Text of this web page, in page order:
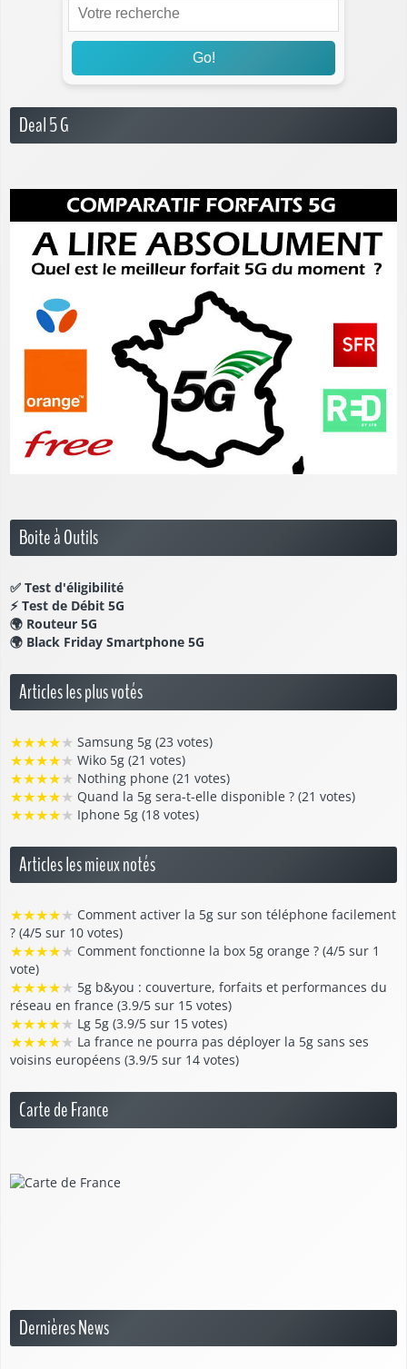
Go!
Deal 5 G
Boite à Outils
✅ Test d'éligibilité
⚡ Test de Débit 5G
🌍 Routeur 5G
🌍 Black Friday Smartphone 5G
Articles les plus votés
★★★★★ Samsung 5g (23 votes)
★★★★★ Wiko 5g (21 votes)
★★★★★ Nothing phone (21 votes)
★★★★★ Quand la 5g sera-t-elle disponible ? (21 votes)
★★★★★ Iphone 5g (18 votes)
Articles les mieux notés
★★★★★ Comment activer la 5g sur son téléphone facilement
? (4/5 sur 10 votes)
★★★★★ Comment fonctionne la box 5g orange ? (4/5 sur 1
vote)
★★★★★ 5g b&you : couverture, forfaits et performances du
réseau en france (3.9/5 sur 15 votes)
★★★★★ Lg 5g (3.9/5 sur 15 votes)
★★★★★ La france ne pourra pas déployer la 5g sans ses
voisins européens (3.9/5 sur 14 votes)
Carte de France
Dernières News